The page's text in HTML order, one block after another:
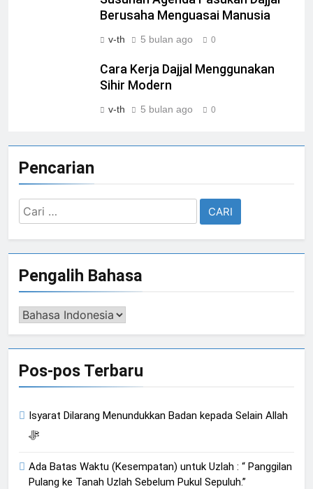
Berusaha Menguasai Manusia
v-th 5 bulan ago 0
Cara Kerja Dajjal Menggunakan
Sihir Modern
v-th 5 bulan ago 0
Pencarian
Cari
untuk:
Pengalih Bahasa
Pengalih
Pos-pos Terbaru
Isyarat Dilarang Menundukkan Badan kepada Selain Allah
ﷻ
Ada Batas Waktu (Kesempatan) untuk Uzlah : “ Panggilan
Pulang ke Tanah Uzlah Sebelum Pukul Sepuluh.”